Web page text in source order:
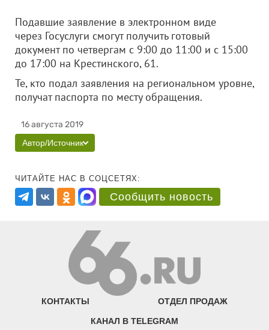
Подавшие заявление в электронном виде
через Госуслуги смогут получить готовый
документ по четвергам с 9:00 до 11:00 и с 15:00
до 17:00 на Крестинского, 61.
Те, кто подал заявления на региональном уровне,
получат паспорта по месту обращения.
16 августа 2019
Автор/Источник
ЧИТАЙТЕ НАС В СОЦСЕТЯХ:
Сообщить новость
КОНТАКТЫ ОТДЕЛ ПРОДАЖ
КАНАЛ В TELEGRAM